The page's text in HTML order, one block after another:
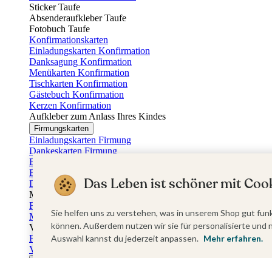
Sticker Taufe
Absenderaufkleber Taufe
Fotobuch Taufe
Konfirmationskarten
Einladungskarten Konfirmation
Danksagung Konfirmation
Menükarten Konfirmation
Tischkarten Konfirmation
Gästebuch Konfirmation
Kerzen Konfirmation
Aufkleber zum Anlass Ihres Kindes
Firmungskarten
Einladungskarten Firmung
Dankeskarten Firmung
Einschulungskarten
Einladungskarten Einschulung
Danksagung Einschulung
Muttertag
Fotogeschenke Muttertag
Muttertagskarten
Vatertag
Fotogeschenke Vatertag
Vatertagskarten
Das Leben ist schöner mit
Sie helfen uns zu verstehen, was in unserem Shop gut
können. Außerdem nutzen wir sie für personalisierte
Auswahl kannst du jederzeit anpassen. Mehr erfahren.